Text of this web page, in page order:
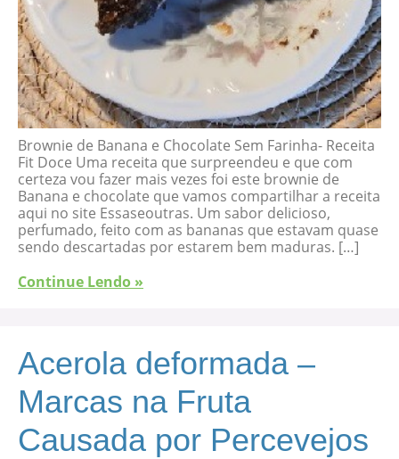
Brownie de Banana e Chocolate Sem Farinha- Receita
Fit Doce Uma receita que surpreendeu e que com
certeza vou fazer mais vezes foi este brownie de
Banana e chocolate que vamos compartilhar a receita
aqui no site Essaseoutras. Um sabor delicioso,
perfumado, feito com as bananas que estavam quase
sendo descartadas por estarem bem maduras. […]
Continue Lendo »
Acerola deformada –
Marcas na Fruta
Causada por Percevejos